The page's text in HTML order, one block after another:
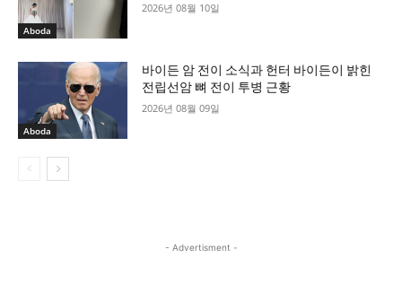
Aboda
2026년 08월 10일
Aboda
바이든 암 전이 소식과 헌터 바이든이 밝힌
전립선암 뼈 전이 투병 근황
2026년 08월 09일
- Advertisment -